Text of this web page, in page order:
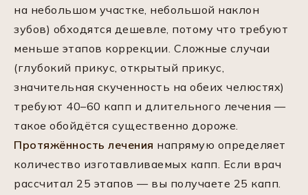
на небольшом участке, небольшой наклон
зубов) обходятся дешевле, потому что требуют
меньше этапов коррекции. Сложные случаи
(глубокий прикус, открытый прикус,
значительная скученность на обеих челюстях)
требуют 40–60 капп и длительного лечения —
такое обойдётся существенно дороже.
Протяжённость лечения напрямую определяет
количество изготавливаемых капп. Если врач
рассчитал 25 этапов — вы получаете 25 капп.